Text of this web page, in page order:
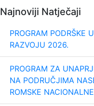
Najnoviji Natječaji
PROGRAM PODRŠKE
RAZVOJU 2026.
PROGRAM ZA
NA PODRUČJIMA
ROMSKE